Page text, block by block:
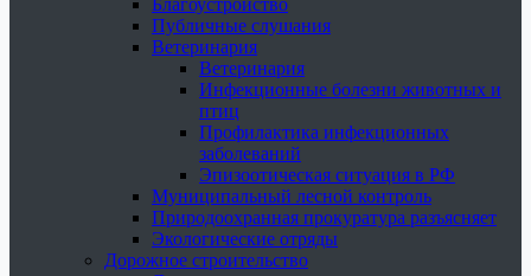
Благоустройство
Публичные слушания
Ветеринария
Ветеринария
Инфекционные болезни животных и
птиц
Профилактика инфекционных
заболеваний
Эпизоотическая ситуация в РФ
Муниципальный лесной контроль
Природоохранная прокуратура разъясняет
Экологические отряды
Дорожное строительство